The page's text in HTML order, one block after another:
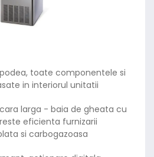
toate componentele si
in interiorul unitatii
larga - baia de gheata cu
eficienta furnizarii
si carbogazoasa